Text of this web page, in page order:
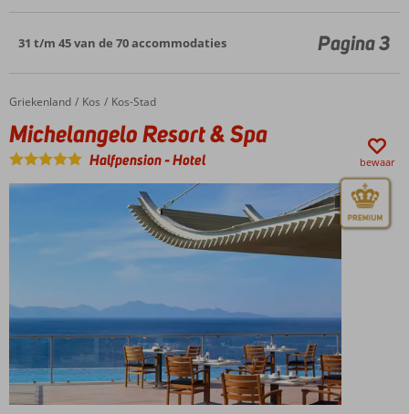
31 t/m 45 van de 70 accommodaties Pagina 3
Home
Griekenland Kos Kos-Stad
Michelangelo Resort & Spa
Michelangelo Resort & Spa
Halfpension-Hotel bewaar